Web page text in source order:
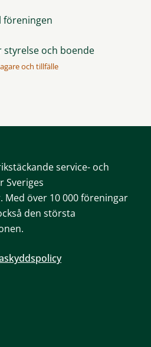
föreningen
och boende
och tillfälle
service- och
Sveriges
över 10 000 föreningar
den största